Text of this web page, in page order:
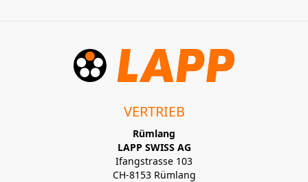
VERTRIEB
Rümlang
LAPP SWISS AG
Ifangstrasse 103
CH-8153 Rümlang